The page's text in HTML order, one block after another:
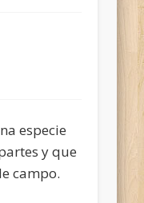
especie
y que
campo.